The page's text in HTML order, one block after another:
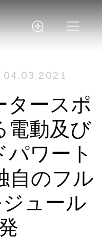
04.03.2021
タースポ
電動及び
ワート
自のフル
ュール